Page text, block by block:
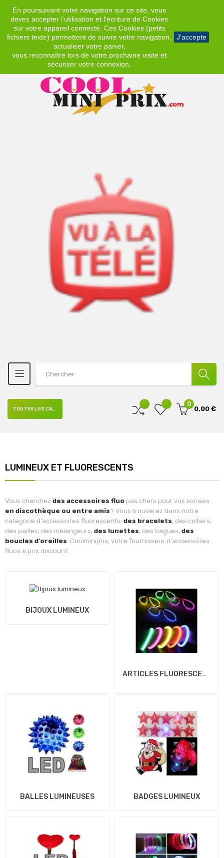
En poursuivant votre navigation sur ce site, vous
devez accepter l’utilisation et l'écriture de Cookies
sur votre appareil connecté. Ces Cookies (petits
fichiers texte) permettent de suivre votre navigation,
actualiser votre panier,
vous reconnaître lors de votre prochaine visite et
sécuriser votre connexion.
J'accepte
EUR
0
0,00 €
TOUTES LES CATÉGORIES
LUMINEUX ET FLUORESCENTS
Vous cherchez des accessoires fluo pas chers pour vos soirées
en discothèque ou entre amis? Vous trouverez dans notre
catégorie d'accessoires fluorescents: des bracelets, des colliers,
des pailles, des mélangeurs, des lunettes, des bagues, des
boucles d'oreilles . Coolminiprix, votre fournisseur d'accessoires
fluos à prix discount.
BIJOUX LUMINEUX
ARTICLES FLUORESCENTS
BALLES LUMINEUSES BADGES LUMINEUX